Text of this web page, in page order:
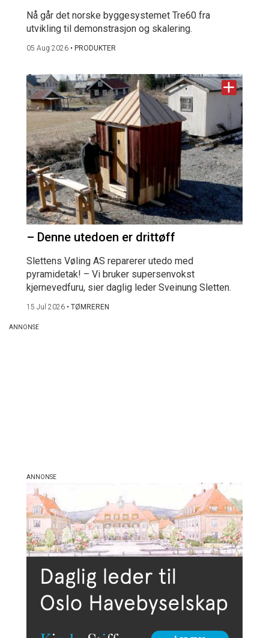
Nå går det norske byggesystemet Tre60 fra
utvikling til demonstrasjon og skalering.
05 Aug 2026 • PRODUKTER
– Denne utedoen er drittøff
Slettens Vøling AS reparerer utedo med
pyramidetak! – Vi bruker supersenvokst
kjernevedfuru, sier daglig leder Sveinung Sletten.
15 Jul 2026 • TØMREREN